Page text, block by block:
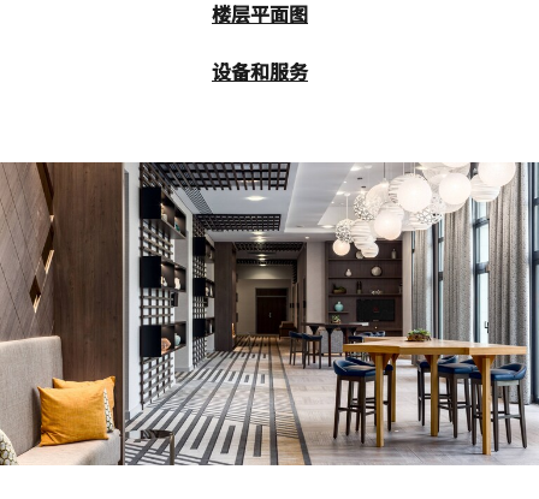
楼层平面图
设备和服务